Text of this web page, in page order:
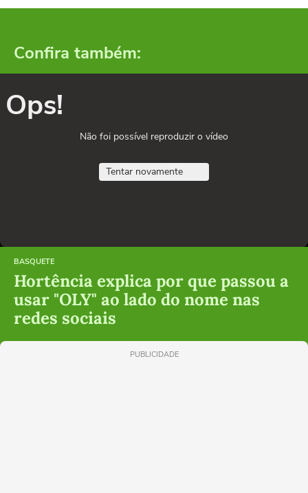
Confira também:
Ops!
Não foi possível reproduzir o vídeo
Tentar novamente
BASQUETE
Hortência explica por que passou a
usar "OLY" ao lado do nome nas
redes sociais
PUBLICIDADE